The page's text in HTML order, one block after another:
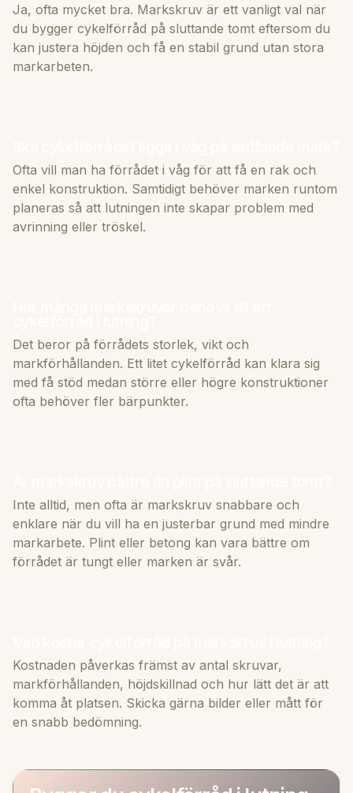
Ja, ofta mycket bra. Markskruv är ett vanligt val när
du bygger cykelförråd på sluttande tomt eftersom du
kan justera höjden och få en stabil grund utan stora
markarbeten.
Ofta vill man ha förrådet i våg för att få en rak och
enkel konstruktion. Samtidigt behöver marken runtom
planeras så att lutningen inte skapar problem med
avrinning eller tröskel.
Det beror på förrådets storlek, vikt och
markförhållanden. Ett litet cykelförråd kan klara sig
med få stöd medan större eller högre konstruktioner
ofta behöver fler bärpunkter.
Inte alltid, men ofta är markskruv snabbare och
enklare när du vill ha en justerbar grund med mindre
markarbete. Plint eller betong kan vara bättre om
förrådet är tungt eller marken är svår.
Kostnaden påverkas främst av antal skruvar,
markförhållanden, höjdskillnad och hur lätt det är att
komma åt platsen. Skicka gärna bilder eller mått för
en snabb bedömning.